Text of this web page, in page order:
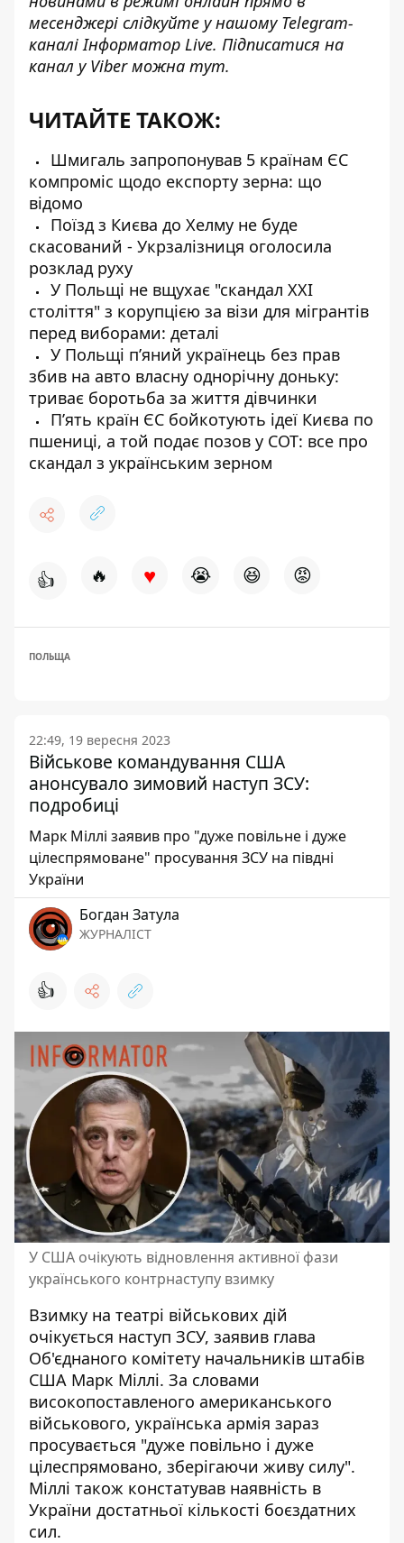
месенджері слідкуйте у нашому Telegram-
каналіІнформатор Live. Підписатися на
канал у Viber можна тут.
ЧИТАЙТЕ ТАКОЖ:
Шмигаль запропонував 5 країнам ЄС
компроміс щодо експорту зерна: що
відомо
Поїзд з Києва до Хелму не буде
скасований - Укрзалізниця оголосила
розклад руху
У Польщі не вщухає "скандал XXI
століття" з корупцією за візи для мігрантів
перед виборами: деталі
У Польщі пʼяний українець без прав
збив на авто власну однорічну доньку:
триває боротьба за життя дівчинки
Пʼять країн ЄС бойкотують ідеї Києва по
пшениці, а той подає позов у СОТ: все про
скандал з українським зерном
👍 🔥 ♥ 😭 😆 😡
ПОЛЬЩА
22:49, 19 вересня 2023
Військове командування США
анонсувало зимовий наступ ЗСУ:
подробиці
Марк Міллі заявив про "дуже повільне і дуже
цілеспрямоване" просування ЗСУ на півдні
України
Богдан Затула
ЖУРНАЛІСТ
👍
У США очікують відновлення активної фази
українського контрнаступу взимку
Взимку на театрі військових дій
очікується наступ ЗСУ, заявив глава
Об'єднаного комітету начальників штабів
США Марк Міллі. За словами
високопоставленого американського
військового, українська армія зараз
просувається "дуже повільно і дуже
цілеспрямовано, зберігаючи живу силу".
Міллі також констатував наявність в
України достатньої кількості боєздатних
сил.